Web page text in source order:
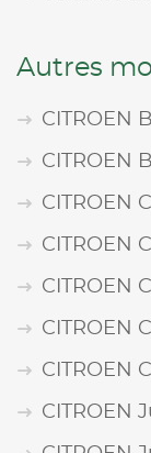
Autres
CITROEN
CITROEN
CITROEN
CITROEN
CITROEN
CITROEN
CITROEN
CITROEN